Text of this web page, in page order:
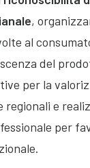
,
al
del
per la
e
per